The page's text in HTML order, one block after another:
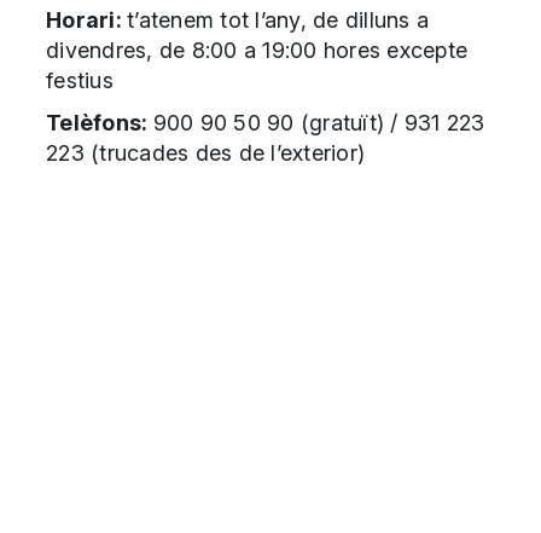
Horari: t’atenem tot l’any, de dilluns a
divendres, de 8:00 a 19:00 hores excepte
festius
Telèfons: 900 90 50 90 (gratuït) / 931 223
223 (trucades des de l’exterior)